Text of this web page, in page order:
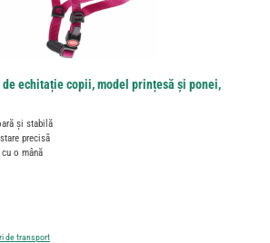
de echitație copii, model prințesă și ponei,
și stabilă
precisă
o mână
de transport